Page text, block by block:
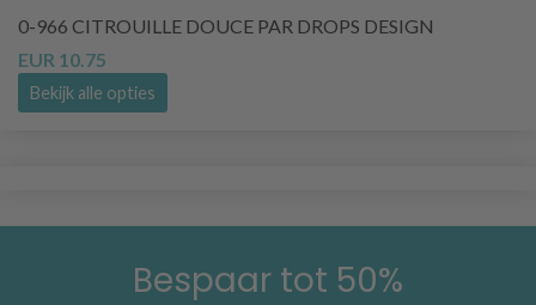
0-966 CITROUILLE DOUCE PAR DROPS DESIGN
EUR 10.75
Bekijk alle opties
Bespaar tot 50%